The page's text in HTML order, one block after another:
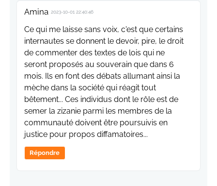
Amina 2023-10-01 22:40:46
Ce qui me laisse sans voix, c'est que certains
internautes se donnent le devoir, pire, le droit
de commenter des textes de lois qui ne
seront proposés au souverain que dans 6
mois. Ils en font des débats allumant ainsi la
mèche dans la société qui réagit tout
bêtement... Ces individus dont le rôle est de
semer la zizanie parmi les membres de la
communauté doivent être poursuivis en
justice pour propos diffamatoires...
Répondre